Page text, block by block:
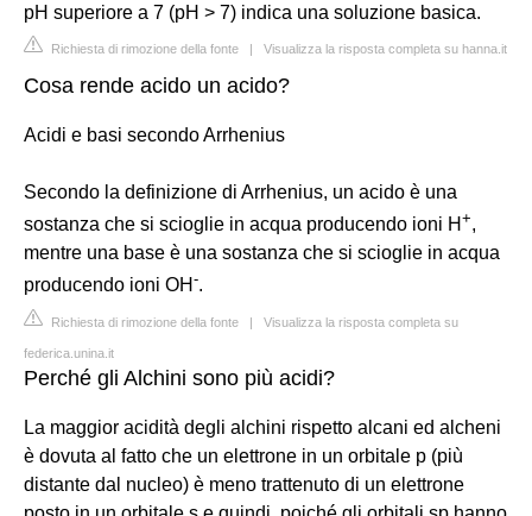
pH superiore a 7 (pH > 7) indica una soluzione basica.
Richiesta di rimozione della fonte | Visualizza la risposta completa su hanna.it
Cosa rende acido un acido?
Acidi e basi secondo Arrhenius
Secondo la definizione di Arrhenius, un acido è una
sostanza che si scioglie in acqua producendo ioni H +,
mentre una base è una sostanza che si scioglie in acqua
producendo ioni OH -.
Richiesta di rimozione della fonte | Visualizza la risposta completa su
federica.unina.it
Perché gli Alchini sono più acidi?
La maggior acidità degli alchini rispetto alcani ed alcheni
è dovuta al fatto che un elettrone in un orbitale p (più
distante dal nucleo) è meno trattenuto di un elettrone